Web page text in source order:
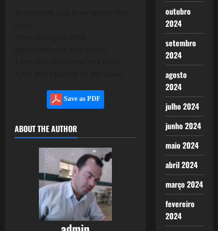
Save as PDF
ABOUT THE AUTHOR
outubro
2024
setembro
2024
agosto
2024
julho 2024
junho 2024
maio 2024
abril 2024
março 2024
fevereiro
2024